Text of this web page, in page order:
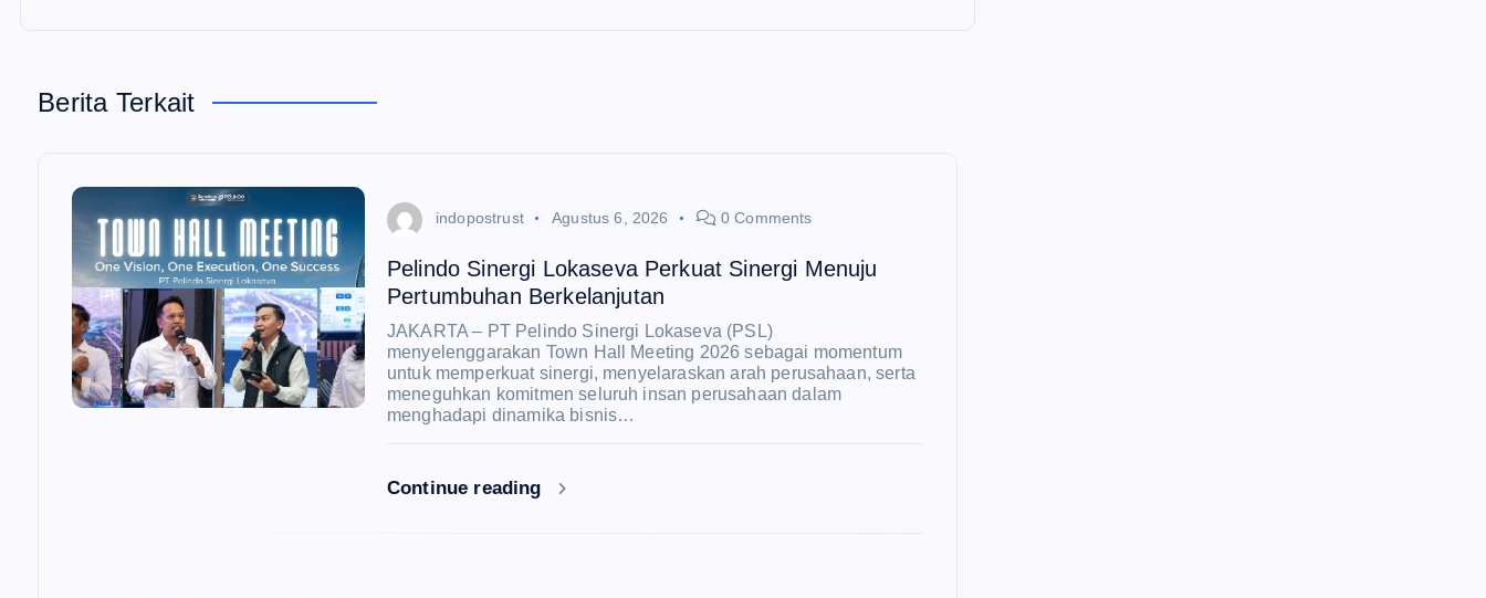
g
Berita Terkait
indopostrust Agustus 6, 2026 0 Comments
Pelindo Sinergi Lokaseva Perkuat Sinergi Menuju
Pertumbuhan Berkelanjutan
JAKARTA – PT Pelindo Sinergi Lokaseva (PSL)
menyelenggarakan Town Hall Meeting 2026 sebagai momentum
untuk memperkuat sinergi, menyelaraskan arah perusahaan, serta
meneguhkan komitmen seluruh insan perusahaan dalam
menghadapi dinamika bisnis…
Continue reading